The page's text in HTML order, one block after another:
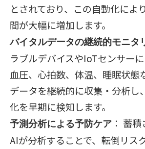
とされており、この自動化によ
間が大幅に増加します。
バイタルデータの継続的モニタ
ラブルデバイスやIoTセンサー
血圧、心拍数、体温、睡眠状態
データを継続的に収集・分析し
化を早期に検知します。
予測分析による予防ケア ： 蓄
AIが分析することで、転倒リス